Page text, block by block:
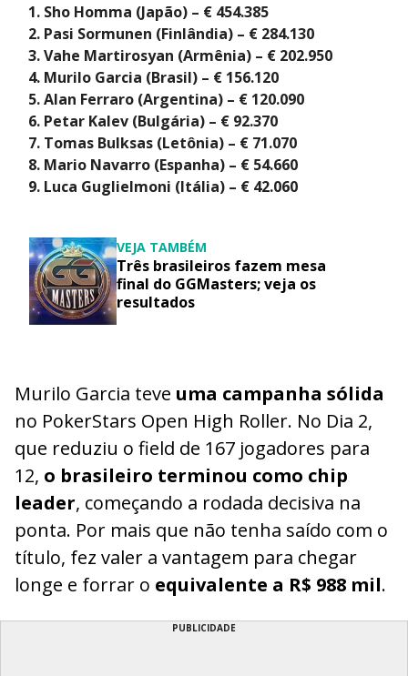
Sho Homma (Japão) – € 454.385
Pasi Sormunen (Finlândia) – € 284.130
Vahe Martirosyan (Armênia) – € 202.950
Murilo Garcia (Brasil) – € 156.120
Alan Ferraro (Argentina) – € 120.090
Petar Kalev (Bulgária) – € 92.370
Tomas Bulksas (Letônia) – € 71.070
Mario Navarro (Espanha) – € 54.660
Luca Guglielmoni (Itália) – € 42.060
VEJA TAMBÉM
Três brasileiros fazem mesa
final do GGMasters; veja os
resultados
Murilo Garcia teve uma campanha sólida
no PokerStars Open High Roller. No Dia 2,
que reduziu o field de 167 jogadores para
12, o brasileiro terminou como chip
leader, começando a rodada decisiva na
ponta. Por mais que não tenha saído com o
título, fez valer a vantagem para chegar
longe e forrar o equivalente a R$ 988 mil.
PUBLICIDADE